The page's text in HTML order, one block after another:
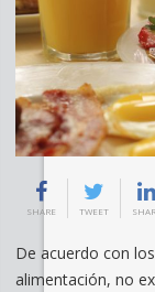
SHARE TWEET
De acuerdo con
alimentación, no